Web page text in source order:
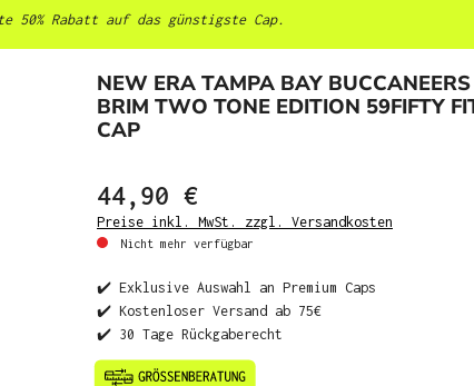
50% Rabatt auf das günstigste Cap.
NEW ERA TAMPA BAY
BRIM TWO TONE EDITION 59FIFTY
CAP
44,90 €
Preise inkl. MwSt. zzgl. Versandkosten
Nicht mehr verfügbar
✔️ Exklusive Auswahl an Premium Caps
✔️ Kostenloser Versand ab 75€
✔️ 30 Tage Rückgaberecht